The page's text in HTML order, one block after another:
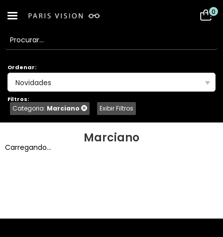
0
Ordenar:
Novidades
Filtros:
Categoria: Marciano Exibir Filtros
Marciano
Carregando...